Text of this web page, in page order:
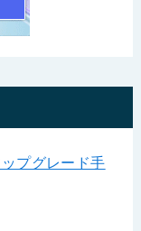
プグレード手